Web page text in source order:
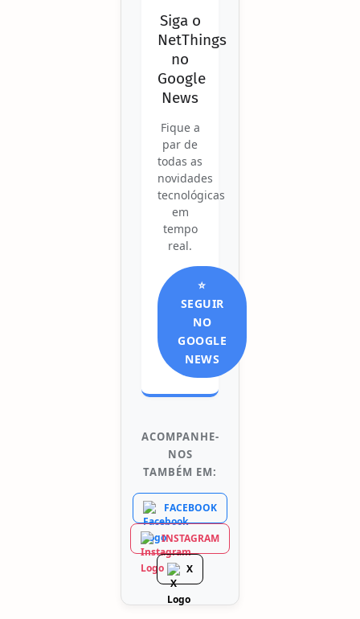
Siga o
NetThings
no
Google
News
Fique a
par de
todas as
novidades
tecnológicas
em
tempo
real.
⭐
SEGUIR
NO
GOOGLE
NEWS
ACOMPANHE-
NOS
TAMBÉM EM:
FACEBOOK
INSTAGRAM
X